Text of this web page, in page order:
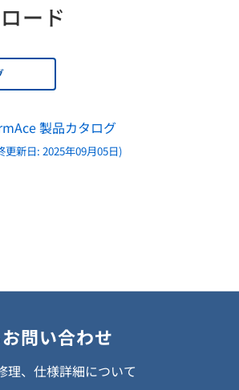
ード
製品カタログ
更新日: 2025年09月05日)
問い合わせ
理、仕様詳細について